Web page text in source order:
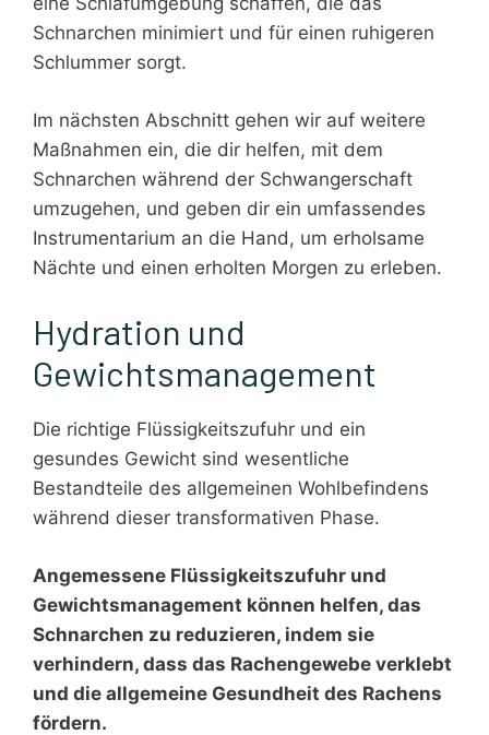
Schnarchen minimiert und für einen ruhigeren
Schlummer sorgt.
Im nächsten Abschnitt gehen wir auf weitere
Maßnahmen ein, die dir helfen, mit dem
Schnarchen während der Schwangerschaft
umzugehen, und geben dir ein umfassendes
Instrumentarium an die Hand, um erholsame
Nächte und einen erholten Morgen zu erleben.
Hydration und
Gewichtsmanagement
Die richtige Flüssigkeitszufuhr und ein
gesundes Gewicht sind wesentliche
Bestandteile des allgemeinen Wohlbefindens
während dieser transformativen Phase.
Angemessene Flüssigkeitszufuhr und
Gewichtsmanagement können helfen, das
Schnarchen zu reduzieren, indem sie
verhindern, dass das Rachengewebe verklebt
und die allgemeine Gesundheit des Rachens
fördern.